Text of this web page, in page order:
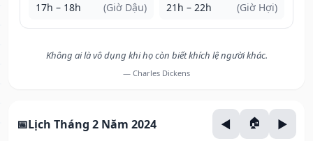
17h – 18h (Giờ Dậu) 21h – 22h (Giờ Hợi)
Không ai là vô dụng khi họ còn biết khích lệ người khác.
— Charles Dickens
Lịch Tháng 2 Năm 2024